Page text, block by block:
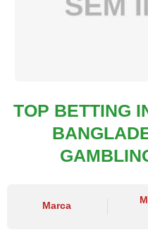
TOP BETTING
Marca